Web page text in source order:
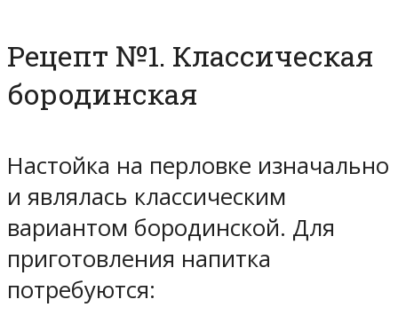
Рецепт №1. Классическая
бородинская
Настойка на перловке изначально
и являлась классическим
вариантом бородинской. Для
приготовления напитка
потребуются: